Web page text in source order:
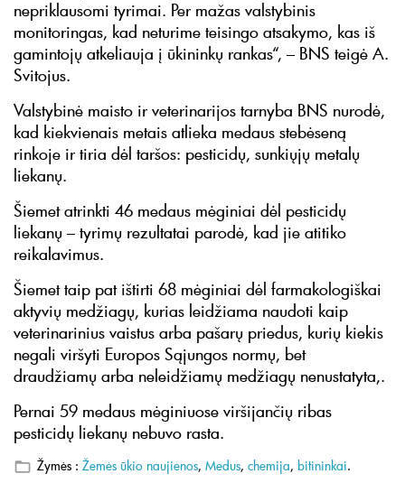
nepriklausomi tyrimai. Per mažas valstybinis
monitoringas, kad neturime teisingo atsakymo, kas iš
gamintojų atkeliauja į ūkininkų rankas“, – BNS teigė A.
Svitojus.
Valstybinė maisto ir veterinarijos tarnyba BNS nurodė,
kad kiekvienais metais atlieka medaus stebėseną
rinkoje ir tiria dėl taršos: pesticidų, sunkiųjų metalų
liekanų.
Šiemet atrinkti 46 medaus mėginiai dėl pesticidų
liekanų – tyrimų rezultatai parodė, kad jie atitiko
reikalavimus.
Šiemet taip pat ištirti 68 mėginiai dėl farmakologiškai
aktyvių medžiagų, kurias leidžiama naudoti kaip
veterinarinius vaistus arba pašarų priedus, kurių kiekis
negali viršyti Europos Sąjungos normų, bet
draudžiamų arba neleidžiamų medžiagų nenustatyta,.
Pernai 59 medaus mėginiuose viršijančių ribas
pesticidų liekanų nebuvo rasta.
Žymės : Žemės ūkio naujienos, Medus, chemija, bitininkai.